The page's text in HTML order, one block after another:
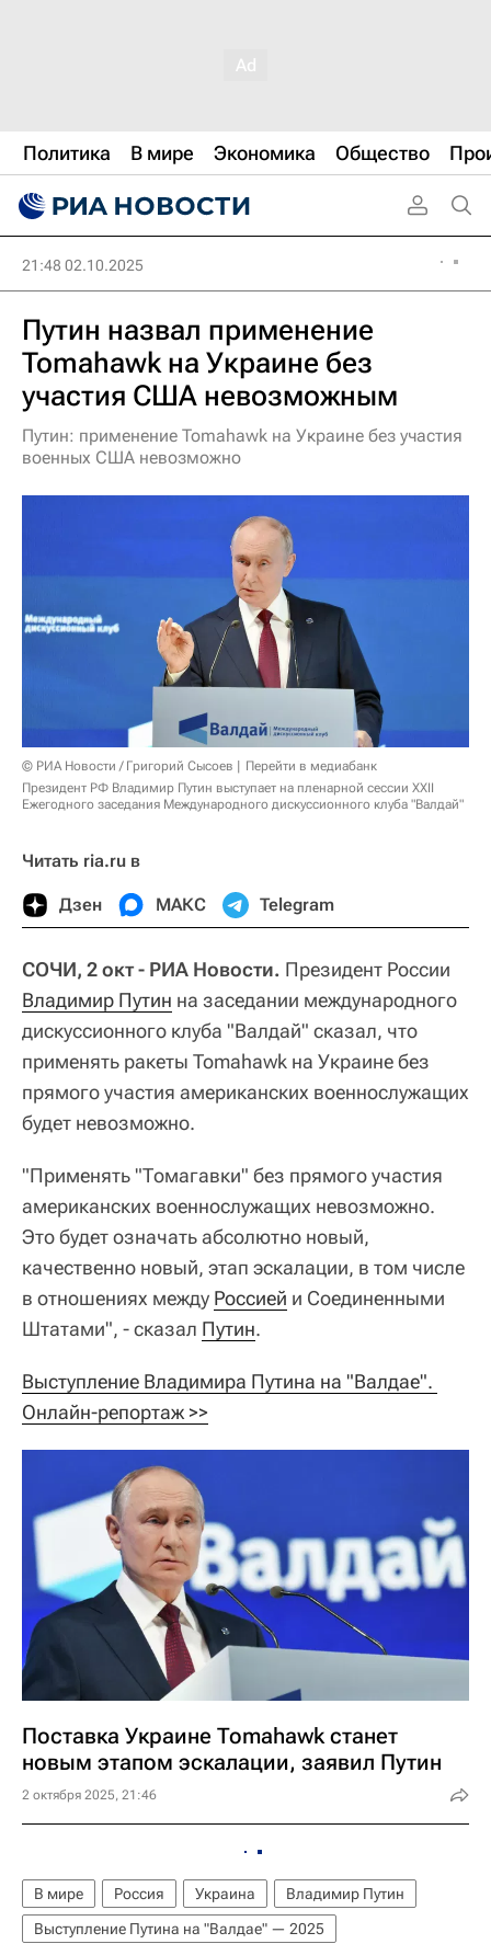
Политика В мире Экономика Общество
21:48 02.10.2025
Путин назвал применение
Tomahawk на Украине без
участия США невозможным
Путин: применение Tomahawk на Украине без участия
военных США невозможно
© РИА Новости / Григорий Сысоев
Перейти в медиабанк
Президент РФ Владимир Путин выступает на пленарной сессии XXII
Ежегодного заседания Международного дискуссионного клуба "Валдай"
Читать ria.ru в
Дзен МАКС Telegram
СОЧИ, 2 окт - РИА Новости. Президент России
Владимир Путин на заседании международного
дискуссионного клуба "Валдай" сказал, что
применять ракеты Tomahawk на Украине без
прямого участия американских военнослужащих
будет невозможно.
"Применять "Томагавки" без прямого участия
американских военнослужащих невозможно.
Это будет означать абсолютно новый,
качественно новый, этап эскалации, в том числе
в отношениях между Россией и Соединенными
Штатами", - сказал Путин.
Выступление Владимира Путина на "Валдае".
Онлайн-репортаж >>
Поставка Украине Tomahawk станет
новым этапом эскалации, заявил Путин
2 октября 2025, 21:46
В мире Россия Украина
Владимир Путин
Выступление Путина на "Валдае" — 2025